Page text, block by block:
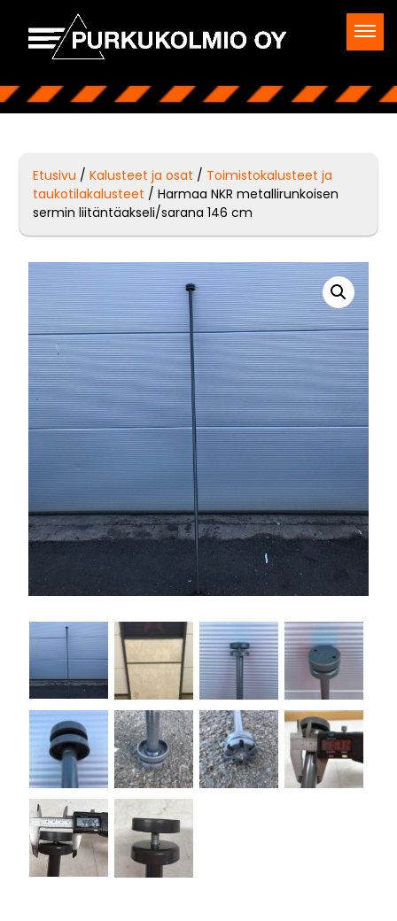
Etusivu /Kalusteet ja osat / Toimistokalusteet ja
taukotilakalusteet / Harmaa NKR metallirunkoisen
sermin liitäntäakseli/sarana 146 cm